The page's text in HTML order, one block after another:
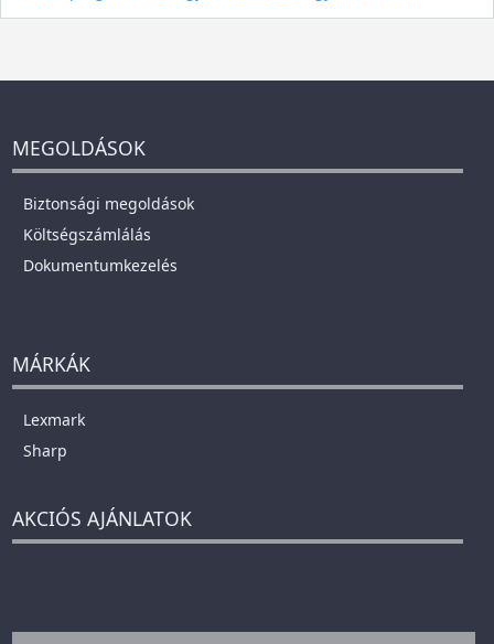
MEGOLDÁSOK
Biztonsági megoldások
Költségszámlálás
Dokumentumkezelés
MÁRKÁK
Lexmark
Sharp
AKCIÓS AJÁNLATOK